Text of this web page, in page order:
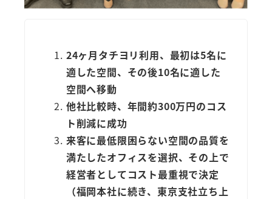
24ヶ月タチヨリ利用、最初は5名に
適した空間、その後10名に適した
空間へ移動
他社比較時、年間約300万円のコス
ト削減に成功
来客に最低限困らない空間の品質を
満たしたオフィスを選択、その上で
経営者としてコスト最重視で決定
（福岡本社に続き、東京支社立ち上